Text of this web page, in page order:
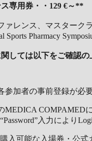
専用券・・129 €～**
ァレンス、マスターク
Sports Pharmacy
しては以下をご確認の
参加者の事前登録が必
MEDICA COMPAMED
“Password”入力により
入可能な入場券・公